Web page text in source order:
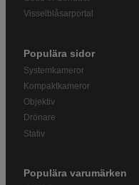
Visselblåsarportal
Populära sidor
Systemkameror
Kompaktkameror
Objektiv
Drönare
Stativ
Populära varumärken